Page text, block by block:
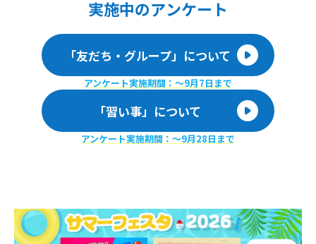
実施中のアンケート
「友だち・グループ」について
アンケート実施期間：〜9月7日まで
「習い事」について
アンケート実施期間：〜9月28日まで